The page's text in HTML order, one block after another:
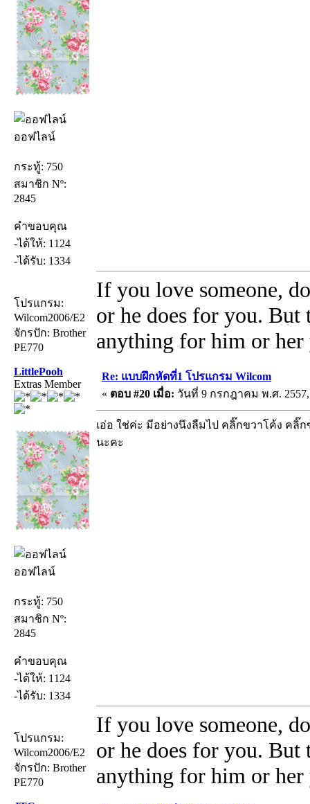
ออฟไลน์
กระทู้: 750
สมาชิก Nº:
2845
คำขอบคุณ
-ได้ให้: 1124
-ได้รับ: 1334
โปรแกรม:
Wilcom2006/E2
จักรปัก: Brother
PE770
If you love someone,
or he does for you.
anything for him or her
LittlePooh
Extras Member
ออฟไลน์
กระทู้: 750
สมาชิก Nº:
2845
คำขอบคุณ
-ได้ให้: 1124
-ได้รับ: 1334
โปรแกรม:
Wilcom2006/E2
จักรปัก: Brother
PE770
Re: แบบฝึกหัดที่1 โปรแกรม Wilcom
« ตอบ #20 เมื่อ: วันที่ 9 กรกฎาคม พ.ศ. 2557,
เอ่อ ใช่ค่ะ มีอย่างนึงลืมไป คลิ๊กขวาโค้ง คลิ๊
นะคะ
If you love someone,
or he does for you.
anything for him or her